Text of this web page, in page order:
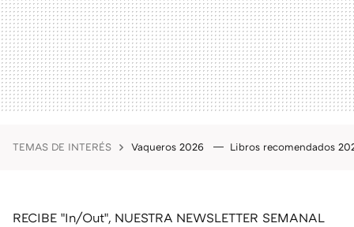
TEMAS DE INTERÉS Vaqueros 2026 Libros recomendados
RECIBE "In/Out", NUESTRA NEWSLETTER SEMANAL